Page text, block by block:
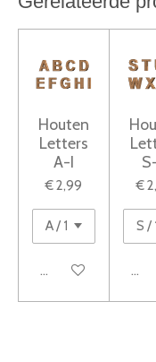
Houten
Letters
A-I
€ 2,99
Bekijk details
€